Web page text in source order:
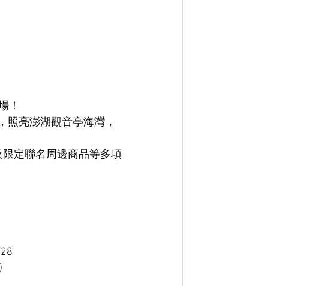
！
照亮澎湖觀音亭海灣，
定聯名周邊商品等多項